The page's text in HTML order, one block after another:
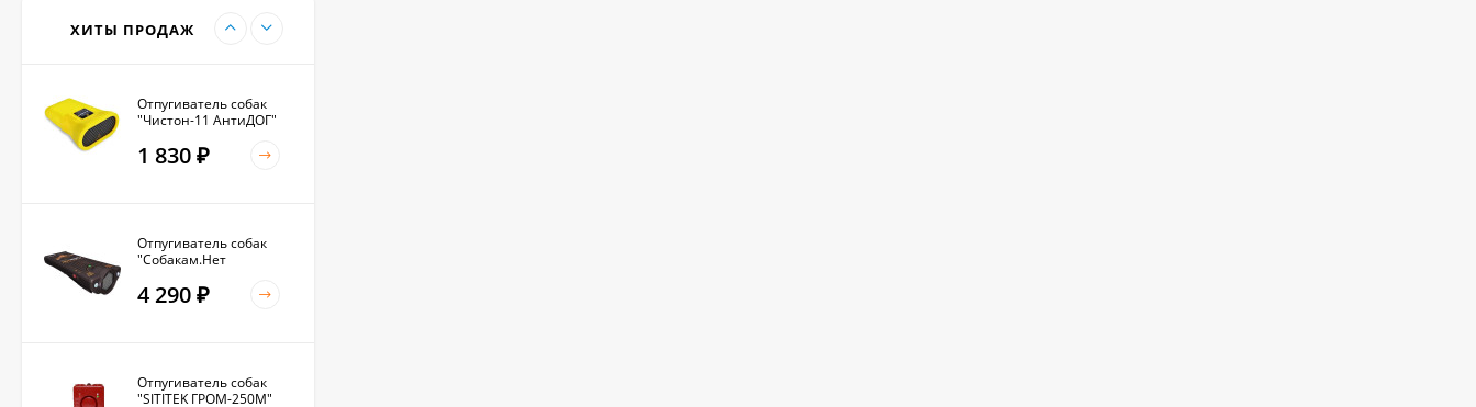
ХИТЫ ПРОДАЖ
Отпугиватель собак
"Чистон-11 АнтиДОГ"
1 830 ₽
Отпугиватель собак
"Собакам.Нет
4 290 ₽
Отпугиватель собак
"SITITEK ГРОМ-250М"